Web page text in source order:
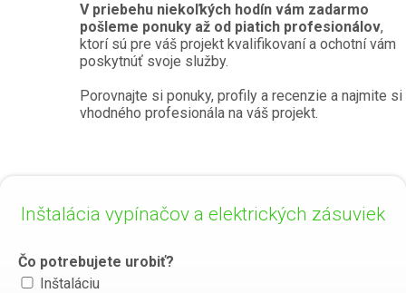
V priebehu niekoľkých hodín vám zadarmo
pošleme ponuky až od piatich profesionálov,
ktorí sú pre váš projekt kvalifikovaní a ochotní vám
poskytnúť svoje služby.
Porovnajte si ponuky, profily a recenzie a najmite si
vhodného profesionála na váš projekt.
Inštalácia vypínačov a elektrických zásuviek
Čo potrebujete urobiť?
Inštaláciu